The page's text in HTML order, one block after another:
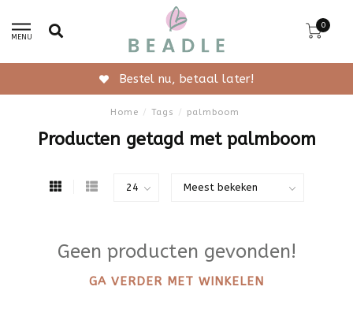
MENU
0
Bestel nu, betaal later!
Home / Tags / palmboom
Producten getagd met palmboom
Geen producten gevonden!
GA VERDER MET WINKELEN